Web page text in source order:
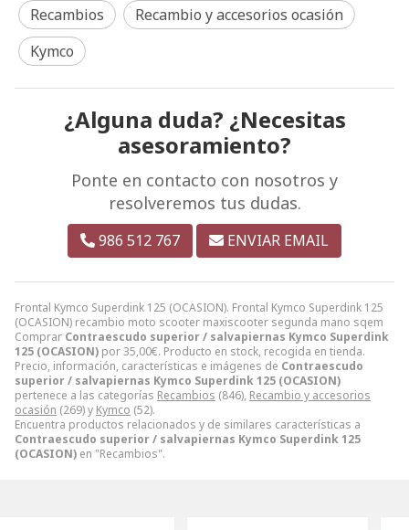
Frontal Kymco Superdink 125 (OCASION). Frontal Kymco Superdink 125
(OCASION) recambio moto scooter maxiscooter segunda mano sqem
Comprar Contraescudo superior / salvapiernas Kymco Superdink
125 (OCASION) por35,00€. Producto en stock, recogida en tienda.
Precio, información, características e imágenes de Contraescudo
superior / salvapiernas Kymco Superdink 125 (OCASION)
pertenece a las categorías Recambios (846), Recambio y accesorios
ocasión (269) y Kymco (52).
Encuentra productos relacionados y de similares características a
Contraescudo superior / salvapiernas Kymco Superdink 125
(OCASION) en "Recambios".
Recambios
Recambio y accesorios ocasión
Kymco
¿Alguna duda? ¿Necesitas
asesoramiento?
Ponte en contacto con nosotros y
resolveremos tus dudas.
986 512 767 ENVIAR EMAIL